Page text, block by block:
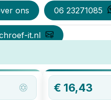
ons
06 23271085
it.nl
€ 16,43